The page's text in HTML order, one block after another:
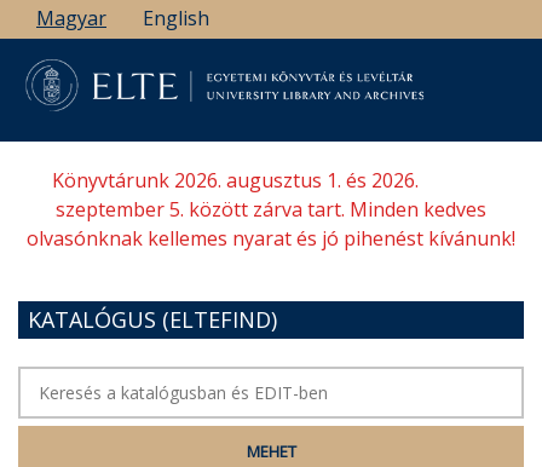
Ugrás
a
tartalomra
Magyar English
Könyvtárunk 2026. augusztus 1. és 2026.
szeptember 5. között zárva tart. Minden kedves
olvasónknak kellemes nyarat és jó pihenést kívánunk!
KATALÓGUS (ELTEFIND)